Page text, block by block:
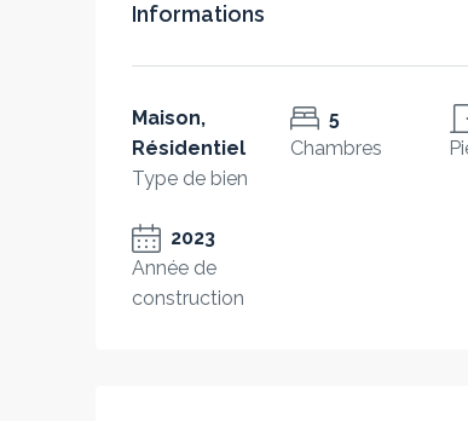
Informations
Maison,
Résidentiel
Type de bien
5
Chambres
2023
Année de
construction